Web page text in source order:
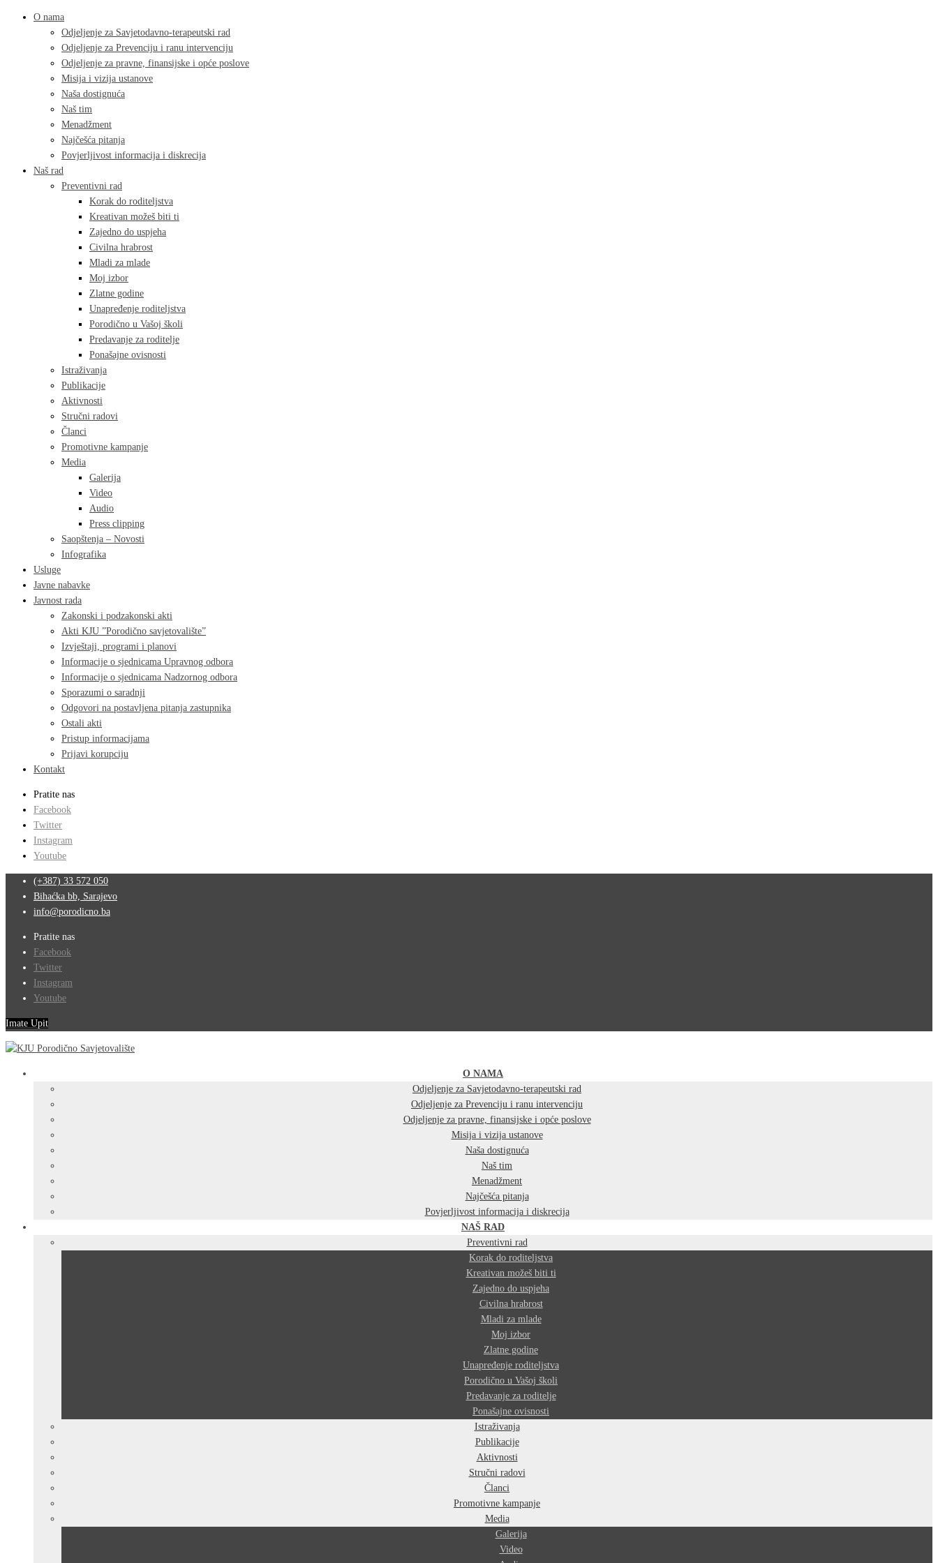
O nama
Odjeljenje za Savjetodavno-terapeutski rad
Odjeljenje za Prevenciju i ranu intervenciju
Odjeljenje za pravne, finansijske i opće poslove
Misija i vizija ustanove
Naša dostignuća
Naš tim
Menadžment
Najčešća pitanja
Povjerljivost informacija i diskrecija
Naš rad
Preventivni rad
Korak do roditeljstva
Kreativan možeš biti ti
Zajedno do uspjeha
Civilna hrabrost
Mladi za mlade
Moj izbor
Zlatne godine
Unapređenje roditeljstva
Porodično u Vašoj školi
Predavanje za roditelje
Ponašajne ovisnosti
Istraživanja
Publikacije
Aktivnosti
Stručni radovi
Članci
Promotivne kampanje
Media
Galerija
Video
Audio
Press clipping
Saopštenja – Novosti
Infografika
Usluge
Javne nabavke
Javnost rada
Zakonski i podzakonski akti
Akti KJU ”Porodično savjetovalište”
Izvještaji, programi i planovi
Informacije o sjednicama Upravnog odbora
Informacije o sjednicama Nadzornog odbora
Sporazumi o saradnji
Odgovori na postavljena pitanja zastupnika
Ostali akti
Pristup informacijama
Prijavi korupciju
Kontakt
Pratite nas
Facebook
Twitter
Instagram
Youtube
(+387) 33 572 050
Bihaćka bb, Sarajevo
info@porodicno.ba
Pratite nas
Facebook
Twitter
Instagram
Youtube
Imate Upit
O NAMA
Odjeljenje za Savjetodavno-terapeutski rad
Odjeljenje za Prevenciju i ranu intervenciju
Odjeljenje za pravne, finansijske i opće poslove
Misija i vizija ustanove
Naša dostignuća
Naš tim
Menadžment
Najčešća pitanja
Povjerljivost informacija i diskrecija
NAŠ RAD
Preventivni rad
Korak do roditeljstva
Kreativan možeš biti ti
Zajedno do uspjeha
Civilna hrabrost
Mladi za mlade
Moj izbor
Zlatne godine
Unapređenje roditeljstva
Porodično u Vašoj školi
Predavanje za roditelje
Ponašajne ovisnosti
Istraživanja
Publikacije
Aktivnosti
Stručni radovi
Članci
Promotivne kampanje
Media
Galerija
Video